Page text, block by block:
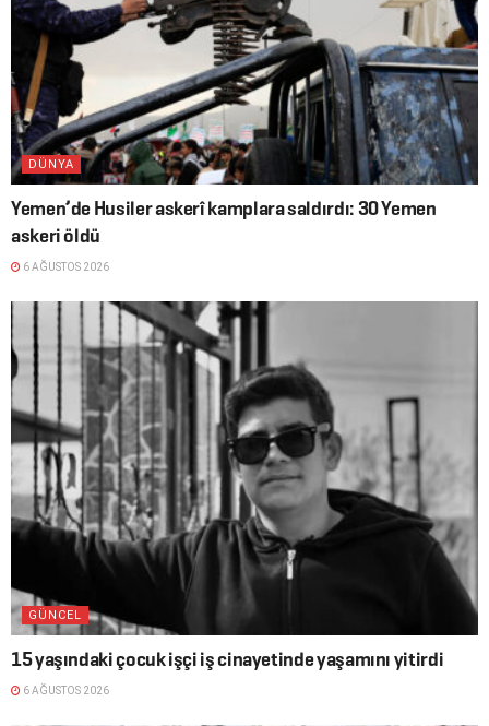
DÜNYA
Yemen’de Husiler askerî kamplara saldırdı: 30 Yemen
askeri öldü
6 AĞUSTOS 2026
GÜNCEL
15 yaşındaki çocuk işçi iş cinayetinde yaşamını yitirdi
6 AĞUSTOS 2026